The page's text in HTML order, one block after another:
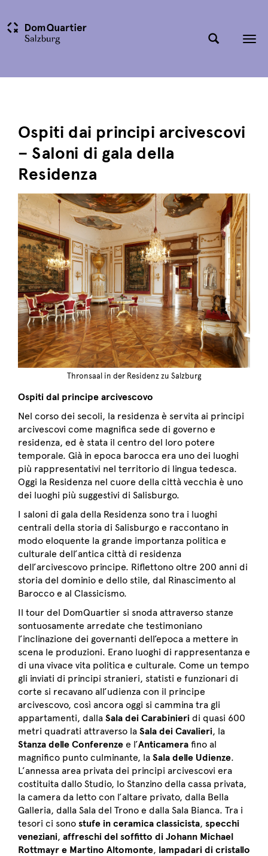
Ospiti dai principi arcivescovi
– Saloni di gala della
Residenza
Thronsaal in der Residenz zu Salzburg
Ospiti dal principe arcivescovo
Nel corso dei secoli, la residenza è servita ai principi
arcivescovi come magnifica sede di governo e
residenza, ed è stata il centro del loro potere
temporale. Già in epoca barocca era uno dei luoghi
più rappresentativi nel territorio di lingua tedesca.
Oggi la Residenza nel cuore della città vecchia è uno
dei luoghi più suggestivi di Salisburgo.
I saloni di gala della Residenza sono tra i luoghi
centrali della storia di Salisburgo e raccontano in
modo eloquente la grande importanza politica e
culturale dell’antica città di residenza
dell’arcivescovo principe. Riflettono oltre 200 anni di
storia del dominio e dello stile, dal Rinascimento al
Barocco e al Classicismo.
Il tour del DomQuartier si snoda attraverso stanze
sontuosamente arredate che testimoniano
l’inclinazione dei governanti dell’epoca a mettere in
scena le produzioni. Erano luoghi di rappresentanza e
di una vivace vita politica e culturale. Come un tempo
gli inviati di principi stranieri, statisti e funzionari di
corte si recavano all’udienza con il principe
arcivescovo, così ancora oggi si cammina tra gli
appartamenti, dalla Sala dei Carabinieri di quasi 600
metri quadrati attraverso la Sala dei Cavalieri, la
Stanza delle Conferenze e l’Anticamera fino al
magnifico punto culminante, la Sala delle Udienze.
L’annessa area privata dei principi arcivescovi era
costituita dallo Studio, lo Stanzino della cassa privata,
la camera da letto con l’altare privato, dalla Bella
Galleria, dalla Sala del Trono e dalla Sala Bianca. Tra i
tesori ci sono stufe in ceramica classicista, specchi
veneziani, affreschi del soffitto di Johann Michael
Rottmayr e Martino Altomonte, lampadari di cristallo